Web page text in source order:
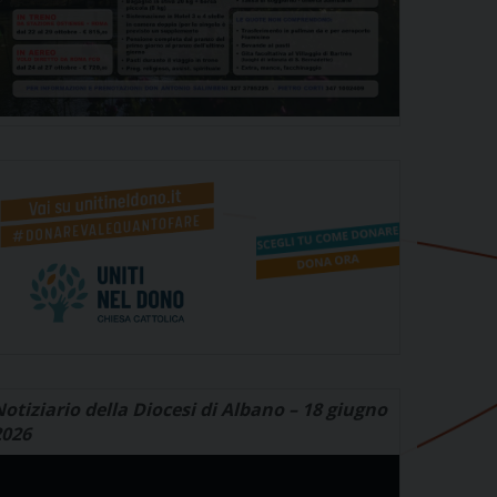
della Diocesi di Albano – 18 giugno